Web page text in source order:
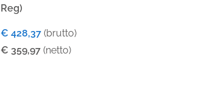
Reg)
€ 428,37 (brutto)
€ 359,97 (netto)